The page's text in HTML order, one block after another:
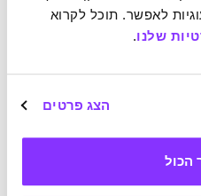
שלנו.
הצג פרטים
הכול
היא למידה
של גליאנו שבחן את תהליך
המפורסם של פבלוב,
צמחי האפונה לרוח שנוצרת
עם הפעלת מקור אור –
לאחר מספר ימים של